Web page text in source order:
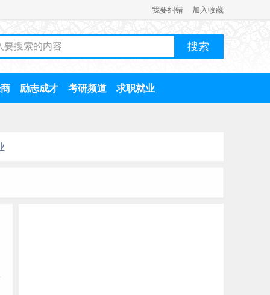
我要纠错 加入收藏
励志成才 考研频道 求职就业